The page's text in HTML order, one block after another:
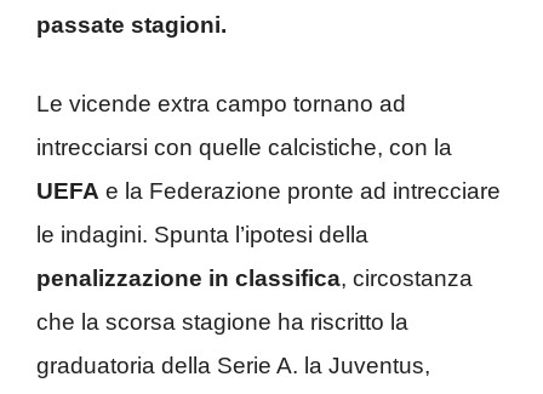
passate stagioni.
Le vicende extra campo tornano ad
intrecciarsi con quelle calcistiche, con la
UEFA e la Federazione pronte ad intrecciare
le indagini. Spunta l’ipotesi della
penalizzazione in classifica, circostanza
che la scorsa stagione ha riscritto la
graduatoria della Serie A. la Juventus,